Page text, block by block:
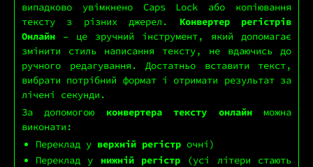
випадково увімкнено Caps Lock або копіювання
тексту з різних джерел. Конвертер регістрів
Онлайн – це зручний інструмент, який допомагає
змінити стиль написання тексту, не вдаючись до
ручного редагування. Достатньо вставити текст,
вибрати потрібний формат і отримати результат за
лічені секунди.
За допомогою конвертера тексту онлайнможна
виконати:
Переклад у верхній регістр очні)
Переклад у нижній регістр (усі літери стають